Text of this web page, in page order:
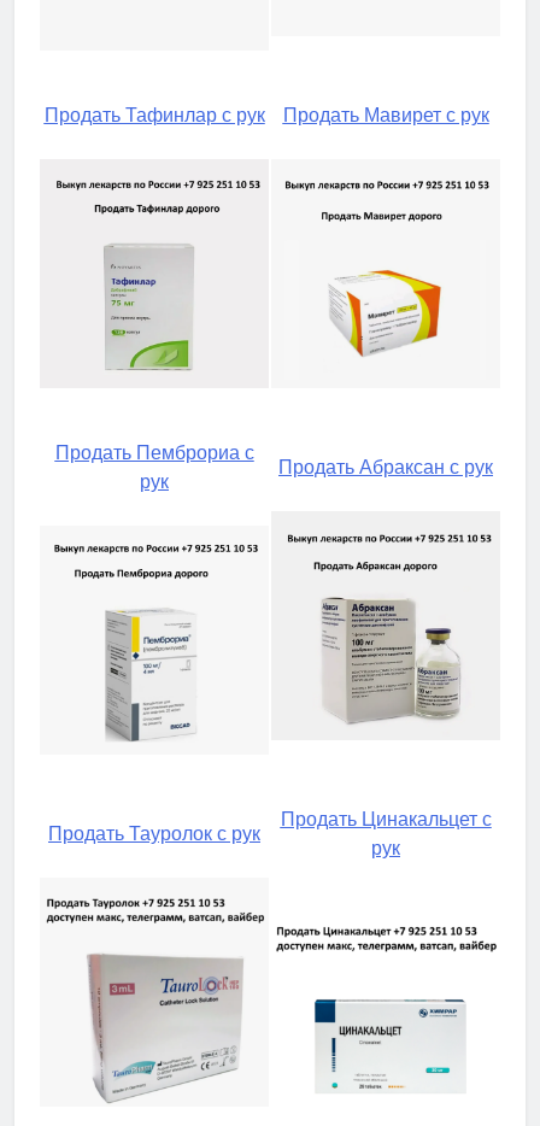
Продать Тафинлар с рук Продать Мавирет с рук
Продать Пемброриа с
рук
Продать Абраксан с рук
Продать Тауролок с рук
Продать Цинакальцет с
рук